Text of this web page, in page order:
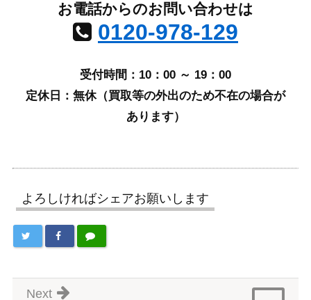
お電話からのお問い合わせは
0120-978-129
受付時間：10：00 ～ 19：00
定休日：無休（買取等の外出のため不在の場合が
あります）
よろしければシェアお願いします
Next